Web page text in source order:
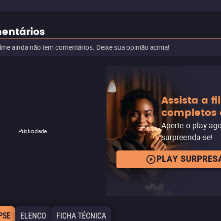
ainda não tem comentários. Deixe sua opinião acima!
Publicidade
Assista a
completos
Aperte o play
surpreenda-se!
PLAY
ELENCO FICHA TÉCNICA